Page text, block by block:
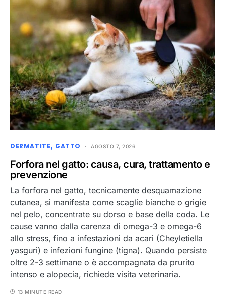
DERMATITE GATTO AGOSTO 7, 2026
Forfora nel gatto: causa, cura, trattamento e
prevenzione
La forfora nel gatto, tecnicamente desquamazione
cutanea, si manifesta come scaglie bianche o grigie
nel pelo, concentrate su dorso e base della coda. Le
cause vanno dalla carenza di omega-3 e omega-6
allo stress, fino a infestazioni da acari (Cheyletiella
yasguri) e infezioni fungine (tigna). Quando persiste
oltre 2-3 settimane o è accompagnata da prurito
intenso e alopecia, richiede visita veterinaria.
13 MINUTE READ